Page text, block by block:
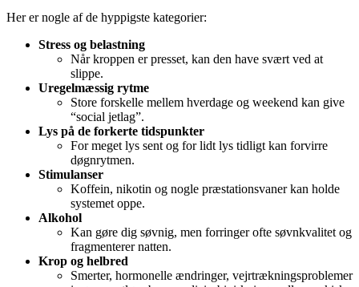
Her er nogle af de hyppigste kategorier:
Stress og belastning
Når kroppen er presset, kan den have svært ved at
slippe.
Uregelmæssig rytme
Store forskelle mellem hverdage og weekend kan give
“social jetlag”.
Lys på de forkerte tidspunkter
For meget lys sent og for lidt lys tidligt kan forvirre
døgnrytmen.
Stimulanser
Koffein, nikotin og nogle præstationsvaner kan holde
systemet oppe.
Alkohol
Kan gøre dig søvnig, men forringer ofte søvnkvalitet og
fragmenterer natten.
Krop og helbred
Smerter, hormonelle ændringer, vejrtrækningsproblemer